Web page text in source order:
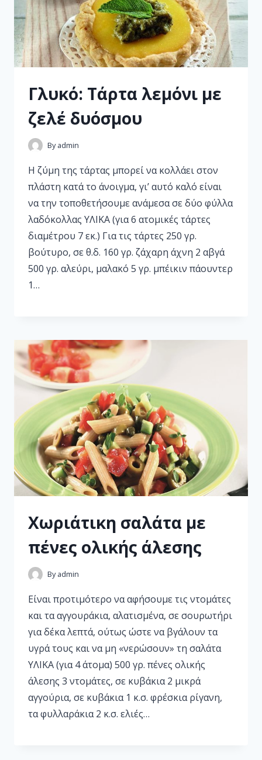
Γλυκό: Τάρτα λεμόνι με
ζελέ δυόσμου
By admin
Η ζύµη της τάρτας μπορεί να κολλάει στον
πλάστη κατά το άνοιγμα, γι’ αυτό καλό είναι
να την τοποθετήσουμε ανάµεσα σε δύο φύλλα
λαδόκολλας ΥΛΙΚΑ (για 6 ατομικές τάρτες
διαμέτρου 7 εκ.) Για τις τάρτες 250 γρ.
βούτυρο, σε θ.δ. 160 γρ. ζάχαρη άχνη 2 αβγά
500 γρ. αλεύρι, μαλακό 5 γρ. μπέικιν πάουντερ
1…
Χωριάτικη σαλάτα με
πένες ολικής άλεσης
By admin
Είναι προτιμότερο να αφήσουμε τις ντομάτες
και τα αγγουράκια, αλατισμένα, σε σουρωτήρι
για δέκα λεπτά, ούτως ώστε να βγάλουν τα
υγρά τους και να μη «νερώσουν» τη σαλάτα
ΥΛΙΚΑ (για 4 άτομα) 500 γρ. πένες ολικής
άλεσης 3 ντομάτες, σε κυβάκια 2 μικρά
αγγούρια, σε κυβάκια 1 κ.σ. φρέσκια ρίγανη,
τα φυλλαράκια 2 κ.σ. ελιές…